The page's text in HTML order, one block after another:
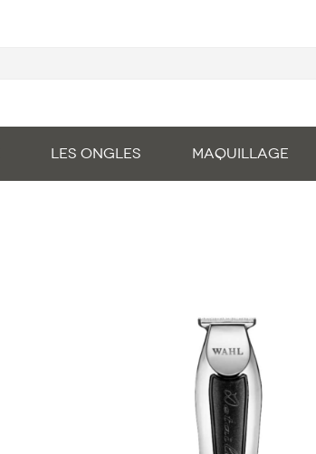
LES ONGLES MAQUILLAGE